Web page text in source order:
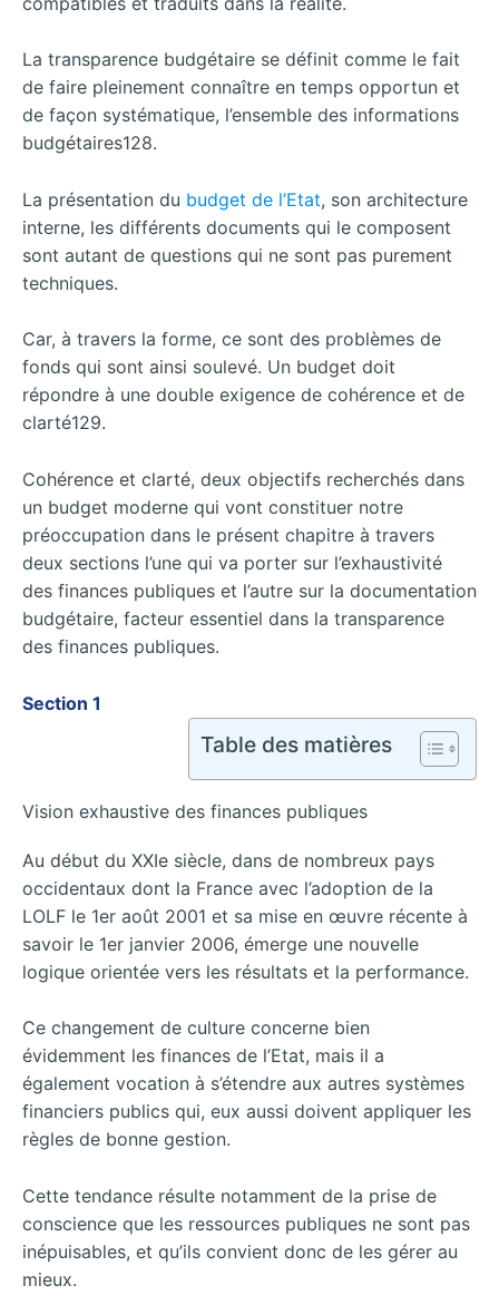
La transparence budgétaire se définit comme le fait
de faire pleinement connaître en temps opportun et
de façon systématique, l’ensemble des informations
budgétaires128.
La présentation du budget de l’Etat, son architecture
interne, les différents documents qui le composent
sont autant de questions qui ne sont pas purement
techniques.
Car, à travers la forme, ce sont des problèmes de
fonds qui sont ainsi soulevé. Un budget doit
répondre à une double exigence de cohérence et de
clarté129.
Cohérence et clarté, deux objectifs recherchés dans
un budget moderne qui vont constituer notre
préoccupation dans le présent chapitre à travers
deux sections l’une qui va porter sur l’exhaustivité
des finances publiques et l’autre sur la documentation
budgétaire, facteur essentiel dans la transparence
des finances publiques.
Section 1
Table des matières
Vision exhaustive des finances publiques
Au début du XXIe siècle, dans de nombreux pays
occidentaux dont la France avec l’adoption de la
LOLF le 1er août 2001 et sa mise en œuvre récente à
savoir le 1er janvier 2006, émerge une nouvelle
logique orientée vers les résultats et la performance.
Ce changement de culture concerne bien
évidemment les finances de l’Etat, mais il a
également vocation à s’étendre aux autres systèmes
financiers publics qui, eux aussi doivent appliquer les
règles de bonne gestion.
Cette tendance résulte notamment de la prise de
conscience que les ressources publiques ne sont pas
inépuisables, et qu’ils convient donc de les gérer au
mieux.